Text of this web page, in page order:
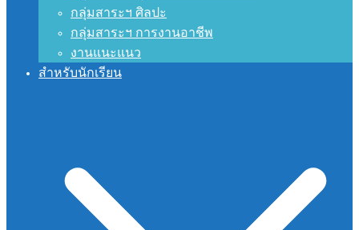
กลุ่มสาระฯ ศิลปะ
กลุ่มสาระฯ การงานอาชีพ
งานแนะแนว
สำหรับนักเรียน